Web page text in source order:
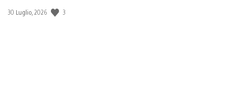
Data
30 Luglio, 2026 3